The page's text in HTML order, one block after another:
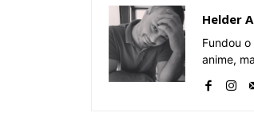
Helder
Fundou
anime,